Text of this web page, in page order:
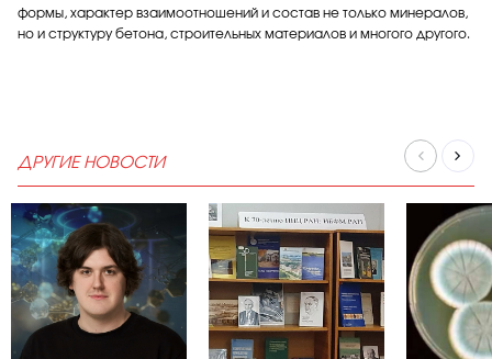
формы, характер взаимоотношений и состав не только минералов,
но и структуру бетона, строительных материалов и многого другого.
ДРУГИЕ НОВОСТИ